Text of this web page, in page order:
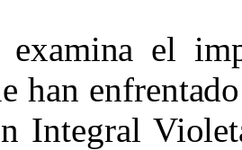
el
han
Integral